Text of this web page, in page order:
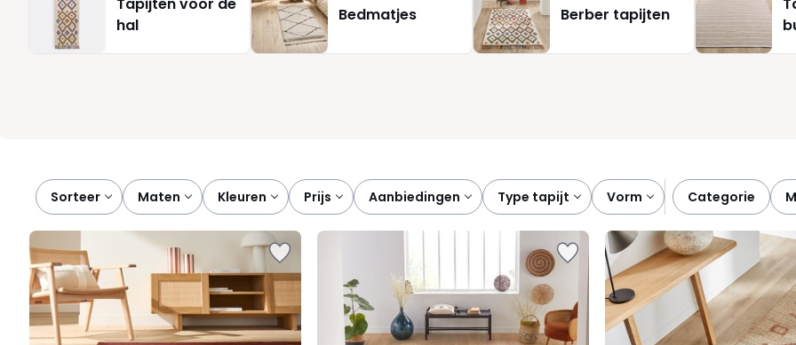
hal
Bedmatjes Berber tapijten
Sorteer
maten kleuren prijs aanbiedingen type tapijt vorm categorie